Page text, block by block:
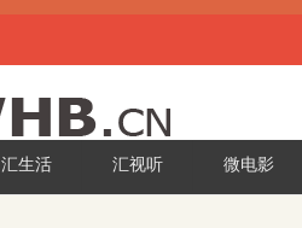
汇生活 汇视听 微电影